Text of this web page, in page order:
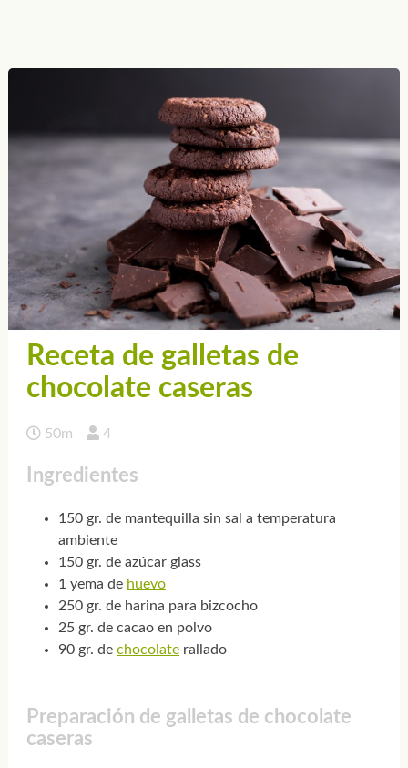
Receta de galletas de
chocolate caseras
50m 4
Ingredientes
150 gr. de mantequilla sin sal a temperatura
ambiente
150 gr. de azúcar glass
1 yema de huevo
250 gr. de harina para bizcocho
25 gr. de cacao en polvo
90 gr. de chocolaterallado
Preparación de galletas de chocolate
caseras